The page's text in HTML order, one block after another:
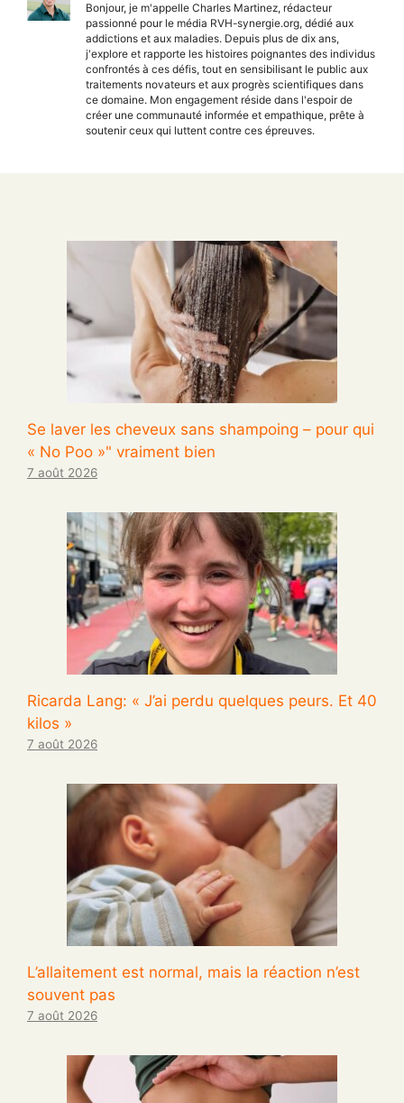
Bonjour, je m'appelle Charles Martinez, rédacteur
passionné pour le média RVH-synergie.org, dédié aux
addictions et aux maladies. Depuis plus de dix ans,
j'explore et rapporte les histoires poignantes des individus
confrontés à ces défis, tout en sensibilisant le public aux
traitements novateurs et aux progrès scientifiques dans
ce domaine. Mon engagement réside dans l'espoir de
créer une communauté informée et empathique, prête à
soutenir ceux qui luttent contre ces épreuves.
Se laver les cheveux sans shampoing – pour qui
« No Poo »" vraiment bien
7 août 2026
Ricarda Lang: « J’ai perdu quelques peurs. Et 40
kilos »
7 août 2026
L’allaitement est normal, mais la réaction n’est
souvent pas
7 août 2026